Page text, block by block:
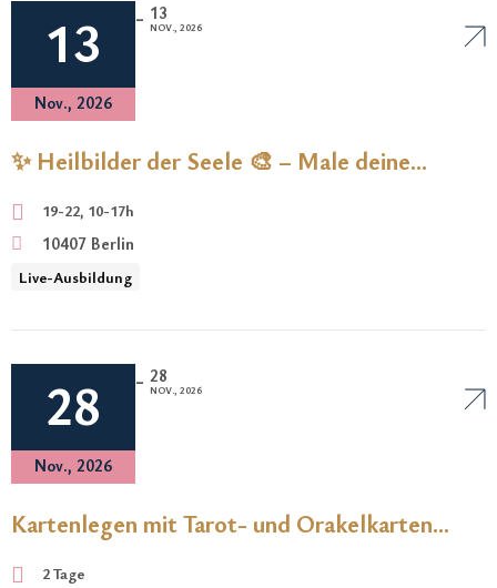
13
Nov., 2026
- 13
NOV., 2026
✨ Heilbilder der Seele 🎨 – Male deine
Seelenfrequenz und erstelle dein
persönliches Heilbild der eigenen Seele
19-22, 10-17h
10407 Berlin
Live-Ausbildung
28
Nov., 2026
- 28
NOV., 2026
Kartenlegen mit Tarot- und Orakelkarten
(Grundlagen Kurs)
2 Tage